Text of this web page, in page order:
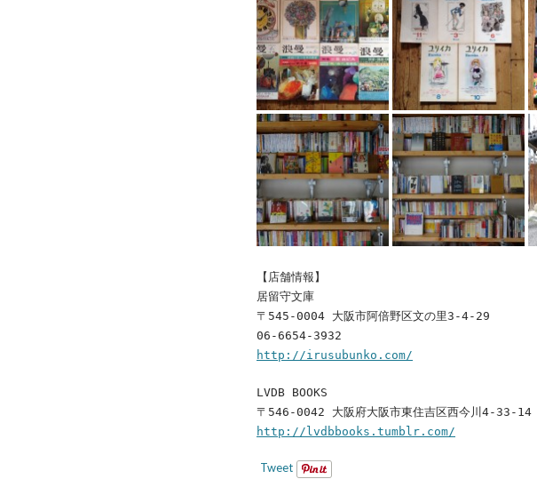
【店舗情報】
居留守文庫
〒545-0004 大阪市阿倍野区文の里3-4-29
06-6654-3932
http://irusubunko.com/
LVDB BOOKS
〒546-0042 大阪府大阪市東住吉区西今川4-33-14
http://lvdbbooks.tumblr.com/
Tweet